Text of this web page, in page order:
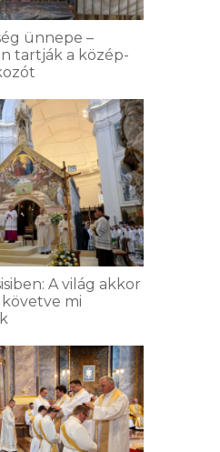
ünnepe –
tartják a közép-
A világ akkor
mi